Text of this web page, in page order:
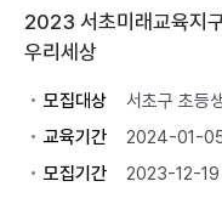
2023 서초미래교육지
우리세상
모집대상
서초구 초등
교육기간
2024-01-
모집기간
2023-12-